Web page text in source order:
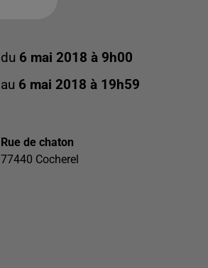
du 6 mai 2018 à 9h00
au 6 mai 2018 à 19h59
Rue de chaton
77440 Cocherel